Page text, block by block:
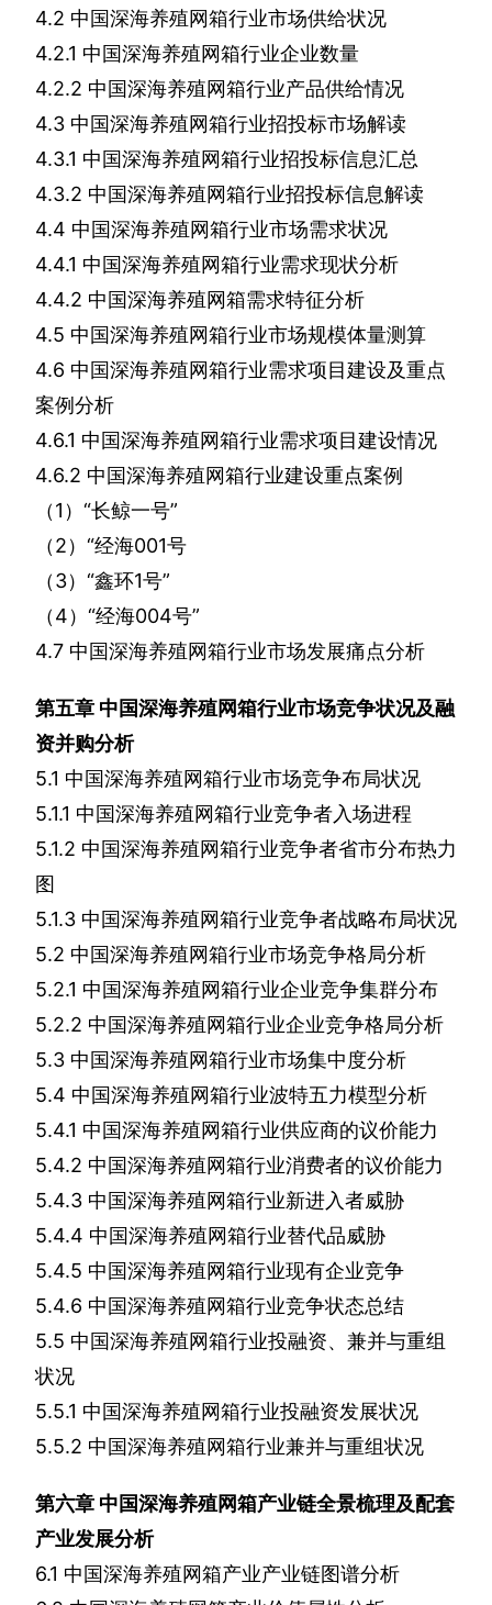
4.2 中国深海养殖网箱行业市场供给状况
4.2.1 中国深海养殖网箱行业企业数量
4.2.2 中国深海养殖网箱行业产品供给情况
4.3 中国深海养殖网箱行业招投标市场解读
4.3.1 中国深海养殖网箱行业招投标信息汇总
4.3.2 中国深海养殖网箱行业招投标信息解读
4.4 中国深海养殖网箱行业市场需求状况
4.4.1 中国深海养殖网箱行业需求现状分析
4.4.2 中国深海养殖网箱需求特征分析
4.5 中国深海养殖网箱行业市场规模体量测算
4.6 中国深海养殖网箱行业需求项目建设及重点
案例分析
4.6.1 中国深海养殖网箱行业需求项目建设情况
4.6.2 中国深海养殖网箱行业建设重点案例
（1 ）“长鲸一号”
（2）“经海001号
（3）“鑫环1号”
（4）“经海004号”
4.7 中国深海养殖网箱行业市场发展痛点分析
第五章 中国深海养殖网箱行业市场竞争状况及融
资并购分析
5.1 中国深海养殖网箱行业市场竞争布局状况
5.1.1 中国深海养殖网箱行业竞争者入场进程
5.1.2 中国深海养殖网箱行业竞争者省市分布热力
图
5.1.3 中国深海养殖网箱行业竞争者战略布局状况
5.2 中国深海养殖网箱行业市场竞争格局分析
5.2.1 中国深海养殖网箱行业企业竞争集群分布
5.2.2 中国深海养殖网箱行业企业竞争格局分析
5.3 中国深海养殖网箱行业市场集中度分析
5.4 中国深海养殖网箱行业波特五力模型分析
5.4.1 中国深海养殖网箱行业供应商的议价能力
5.4.2 中国深海养殖网箱行业消费者的议价能力
5.4.3 中国深海养殖网箱行业新进入者威胁
5.4.4 中国深海养殖网箱行业替代品威胁
5.4.5 中国深海养殖网箱行业现有企业竞争
5.4.6 中国深海养殖网箱行业竞争状态总结
5.5 中国深海养殖网箱行业投融资、兼并与重组
状况
5.5.1 中国深海养殖网箱行业投融资发展状况
5.5.2 中国深海养殖网箱行业兼并与重组状况
第六章 中国深海养殖网箱产业链全景梳理及配套
产业发展分析
6.1 中国深海养殖网箱产业产业链图谱分析